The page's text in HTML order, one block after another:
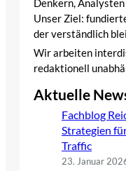
Unser Ziel:
der verständlich
Wir arbeiten
redaktionell
Aktuelle
Fachblog
Strategien
Traffic
23. Januar